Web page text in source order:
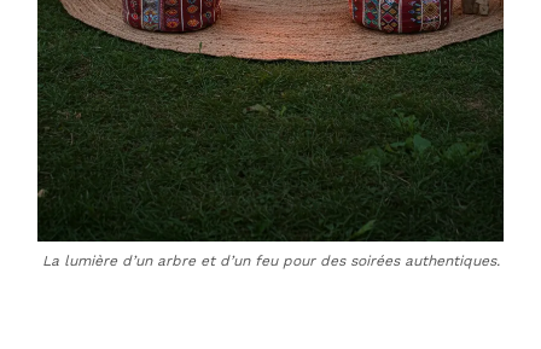
La lumière d’un arbre et d’un feu pour des soirées authentiques.